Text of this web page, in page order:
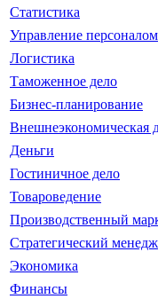
Статистика
Управление персоналом
Логистика
Таможенное дело
Бизнес-планирование
Внешнеэкономическая
Деньги
Гостиничное дело
Товароведение
Производственный
Стратегический
Экономика
Финансы